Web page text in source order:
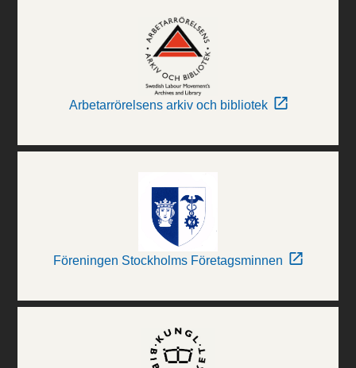
Arbetarrörelsens arkiv och bibliotek
Föreningen Stockholms Företagsminnen